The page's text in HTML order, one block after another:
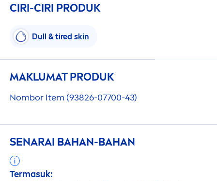
CIRI-CIRI PRODUK
Dull & tired skin
MAKLUMAT PRODUK
Nombor Item (93826-07700-43)
SENARAI BAHAN-BAHAN
Termasuk: